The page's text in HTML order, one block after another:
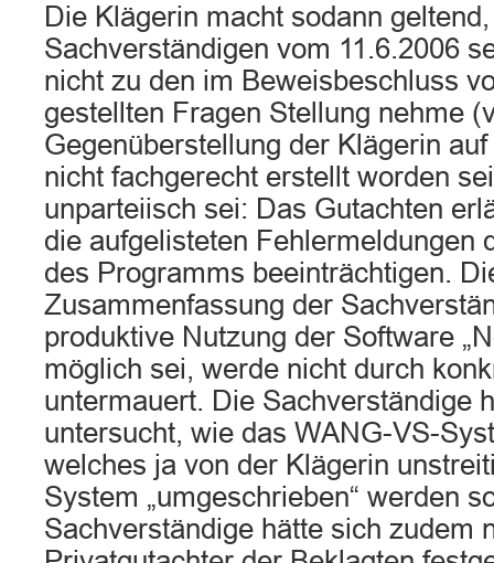
Die Klägerin macht sodann
Sachverständigen vom 11.6.2006
nicht zu den im Beweisbeschluss
gestellten Fragen Stellung nehme
Gegenüberstellung der Klägerin
nicht fachgerecht erstellt worden
unparteiisch sei: Das Gutachten
die aufgelisteten Fehlermeldungen
des Programms beeinträchtigen.
Zusammenfassung der
produktive Nutzung der Software
möglich sei, werde nicht durch
untermauert. Die Sachverständige
untersucht, wie das WANG-VS-
welches ja von der Klägerin
System „umgeschrieben“ werden
Sachverständige hätte sich zudem